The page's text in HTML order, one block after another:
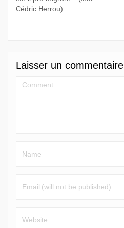
Cédric Herrou)
Laisser un commentaire